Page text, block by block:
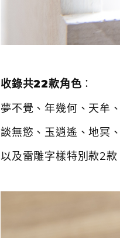
收錄共22款角色 ：
夢不覺、年幾何、天牟
談無慾、玉逍遙、地冥
以及雷雕字樣特別款2